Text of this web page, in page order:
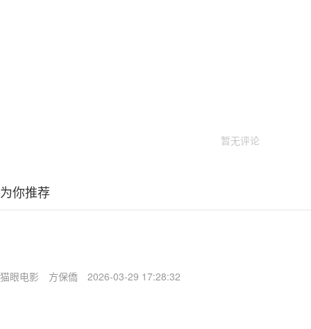
暂无评论
为你推荐
猫眼电影 方保僑 2026-03-29 17:28:32